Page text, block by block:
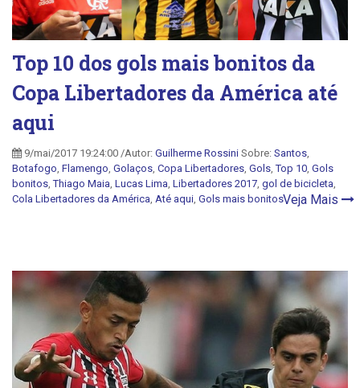
Top 10 dos gols mais bonitos da
Copa Libertadores da América até
aqui
9/mai/2017 19:24:00 /Autor: Guilherme Rossini Sobre: Santos
Botafogo Flamengo Golaços Copa Libertadores Gols ,Top 10 Gols
bonitos ,Thiago Maia Lucas Lima Libertadores 2017 gol de bicicleta
Cola Libertadores da América Até aqui Gols mais bonitosVeja Mais